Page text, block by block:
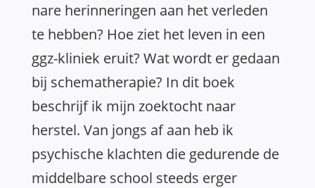
nare herinneringen aan het verleden
te hebben? Hoe ziet het leven in een
ggz-kliniek eruit? Wat wordt er gedaan
bij schematherapie? In dit boek
beschrijf ik mijn zoektocht naar
herstel. Van jongs af aan heb ik
psychische klachten die gedurende de
middelbare school steeds erger